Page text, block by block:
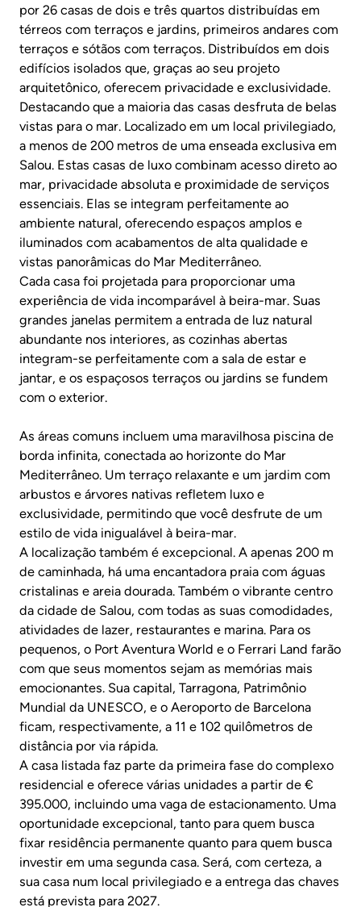
por 26 casas de dois e três quartos distribuídas em
térreos com terraços e jardins, primeiros andares com
terraços e sótãos com terraços. Distribuídos em dois
edifícios isolados que, graças ao seu projeto
arquitetônico, oferecem privacidade e exclusividade.
Destacando que a maioria das casas desfruta de belas
vistas para o mar. Localizado em um local privilegiado,
a menos de 200 metros de uma enseada exclusiva em
Salou. Estas casas de luxo combinam acesso direto ao
mar, privacidade absoluta e proximidade de serviços
essenciais. Elas se integram perfeitamente ao
ambiente natural, oferecendo espaços amplos e
iluminados com acabamentos de alta qualidade e
vistas panorâmicas do Mar Mediterrâneo.
Cada casa foi projetada para proporcionar uma
experiência de vida incomparável à beira-mar. Suas
grandes janelas permitem a entrada de luz natural
abundante nos interiores, as cozinhas abertas
integram-se perfeitamente com a sala de estar e
jantar, e os espaçosos terraços ou jardins se fundem
com o exterior.
As áreas comuns incluem uma maravilhosa piscina de
borda infinita, conectada ao horizonte do Mar
Mediterrâneo. Um terraço relaxante e um jardim com
arbustos e árvores nativas refletem luxo e
exclusividade, permitindo que você desfrute de um
estilo de vida inigualável à beira-mar.
A localização também é excepcional. A apenas 200 m
de caminhada, há uma encantadora praia com águas
cristalinas e areia dourada. Também o vibrante centro
da cidade de Salou, com todas as suas comodidades,
atividades de lazer, restaurantes e marina. Para os
pequenos, o Port Aventura World e o Ferrari Land farão
com que seus momentos sejam as memórias mais
emocionantes. Sua capital, Tarragona, Patrimônio
Mundial da UNESCO, e o Aeroporto de Barcelona
ficam, respectivamente, a 11 e 102 quilômetros de
distância por via rápida.
A casa listada faz parte da primeira fase do complexo
residencial e oferece várias unidades a partir de €
395.000, incluindo uma vaga de estacionamento. Uma
oportunidade excepcional, tanto para quem busca
fixar residência permanente quanto para quem busca
investir em uma segunda casa. Será, com certeza, a
sua casa num local privilegiado e a entrega das chaves
está prevista para 2027.